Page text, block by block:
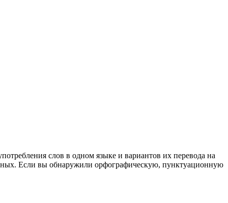
слов в одном языке и вариантов их перевода на
Если вы обнаружили орфографическую, пунктуационную